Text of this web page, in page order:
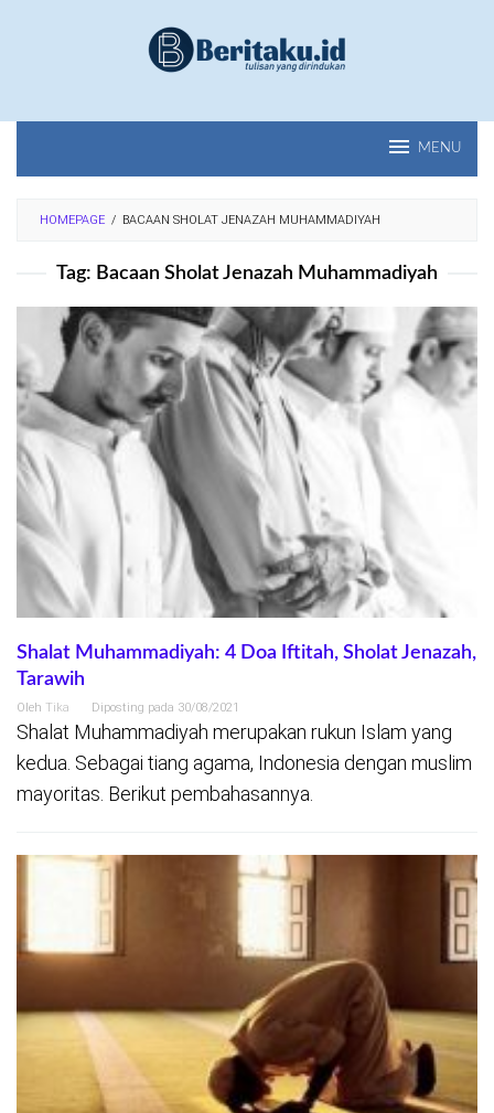
MENU
HOMEPAGE / BACAAN SHOLAT JENAZAH MUHAMMADIYAH
Tag: Bacaan Sholat Jenazah Muhammadiyah
Shalat Muhammadiyah: 4 Doa Iftitah, Sholat Jenazah,
Tarawih
Oleh Tika Diposting pada 30/08/2021
Shalat Muhammadiyah merupakan rukun Islam yang
kedua. Sebagai tiang agama, Indonesia dengan muslim
mayoritas. Berikut pembahasannya.